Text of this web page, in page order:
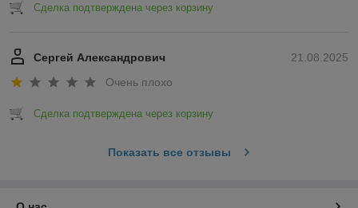
Сделка подтверждена через корзину
21.08.2025
Сергей Александрович
Очень плохо
Сделка подтверждена через корзину
Показать все отзывы